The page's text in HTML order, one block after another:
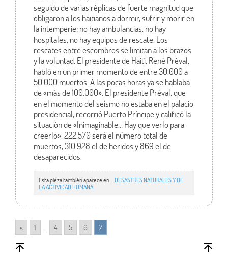
seguido de varias réplicas de fuerte magnitud que
obligaron a los haitianos a dormir, sufrir y morir en
la intemperie: no hay ambulancias, no hay
hospitales, no hay equipos de rescate. Los
rescates entre escombros se limitan a los brazos
y la voluntad. El presidente de Haití, René Préval,
habló en un primer momento de entre 30.000 a
50.000 muertos. A las pocas horas ya se hablaba
de «más de 100.000». El presidente Préval, que
en el momento del seísmo no estaba en el palacio
presidencial, recorrió Puerto Príncipe y calificó la
situación de «Inimaginable… Hay que verlo para
creerlo». 222.570 será el número total de
muertos, 310.928 el de heridos y 869 el de
desaparecidos.
Esta pieza también aparece en ... DESASTRES NATURALES Y DE
LA ACTIVIDAD HUMANA
« 1 4 5 6 7